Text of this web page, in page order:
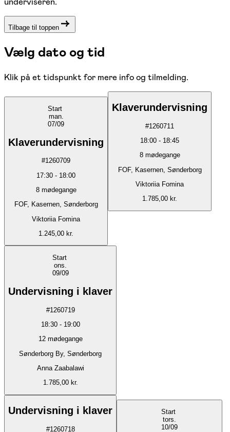
Tilbage til toppen
Vælg dato og tid
Klik på et tidspunkt for mere info og tilmelding.
Start
man.
07/09
Klaverundervisning
#1260709
17:30 - 18:00
8 mødegange
FOF, Kasernen, Sønderborg
Viktoriia Fomina
1.245,00 kr.
Klaverundervisning
#1260711
18:00 - 18:45
8 mødegange
FOF, Kasernen, Sønderborg
Viktoriia Fomina
1.785,00 kr.
Start
ons.
09/09
Undervisning i klaver
#1260719
18:30- 19:00
12 mødegange
Sønderborg By, Sønderborg
Anna Zaabalawi
1.785,00 kr.
Undervisning i klaver
#1260718
Start
tors.
10/09